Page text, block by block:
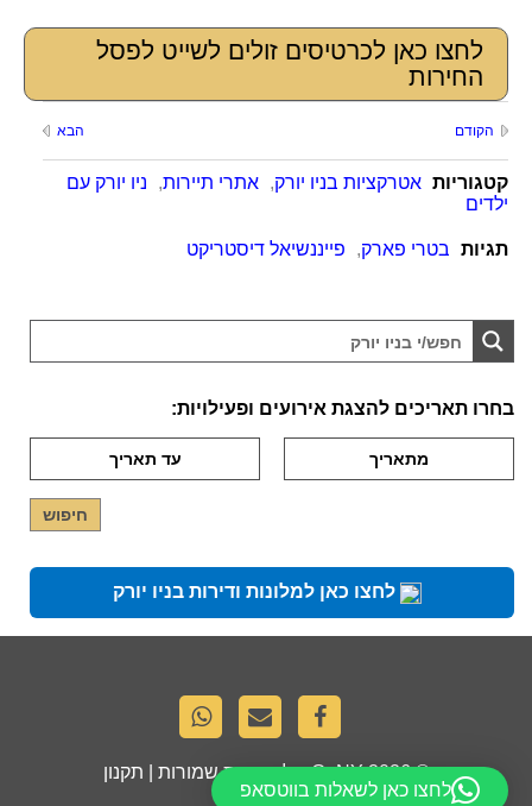
לחצו כאן לכרטיסים זולים לשייט לפסל
החירות
הקודם הבא
קטגוריות אטרקציות בניו יורק, אתרי תיירות,
ניו יורק עם
ילדים
תגיות בטרי פארק, פייננשיאל דיסטריקט
בחרו תאריכים להצגת אירועים ופעילויות:
לחצו כאן למלונות ודירות בניו יורק
© 2026
GoNY. כל הזכויות שמורות | תקנון
לחצו כאן לשאלות בווטסאפ